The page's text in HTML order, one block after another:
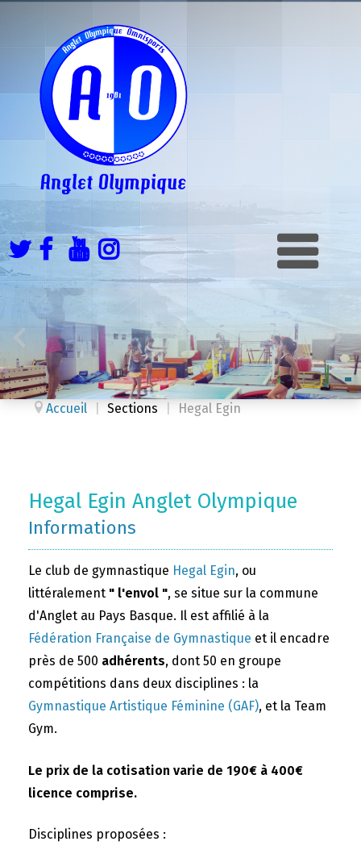
Accueil Sections Hegal Egin
Hegal Egin Anglet Olympique
Informations
Le club de gymnastique Hegal Egin, ou
littéralement " l'envol ", se situe sur la commune
d'Anglet au Pays Basque. Il est affilié à la
Fédération Française de Gymnastique et il encadre
près de 500 adhérents, dont 50 en groupe
compétitions dans deux disciplines : la
Gymnastique Artistique Féminine (GAF), et la Team
Gym.
Le prix de la cotisation varie de 190€ à 400€
licence comprise.
Disciplines proposées :